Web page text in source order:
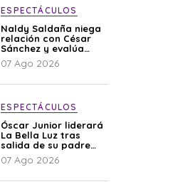
ESPECTÁCULOS
Naldy Saldaña niega
relación con César
Sánchez y evalúa
denunciar a su
esposa: “Es una
07 Ago 2026
ESPECTÁCULOS
Óscar Junior liderará
La Bella Luz tras
salida de su padre
por polémica con
Naldy Saldaña
07 Ago 2026